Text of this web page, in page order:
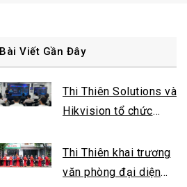
Bài Viết Gần Đây
Thi Thiên Solutions và
Hikvision tổ chức
“The Future of
EdTech”
Thi Thiên khai trương
văn phòng đại diện